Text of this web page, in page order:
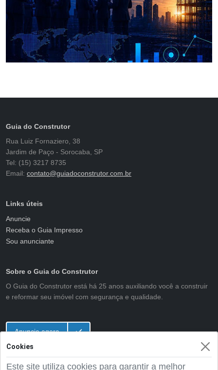
Guia do Construtor
Rua Luiz Fornaziero, 38
Jardim de Paço - Sorocaba, SP
Tel: (15) 3217 8735
Email: contato@guiadoconstrutor.com.br
Links úteis
Anuncie
Receba o Guia Impresso
Sou anunciante
Sobre o Guia do Construtor
O Guia do Construtor está há 25 anos auxiliando você a construir
e reformar seu imóvel com segurança e qualidade.
Anuncie agora
Cookies
Este site utiliza cookies para garantir a melhor